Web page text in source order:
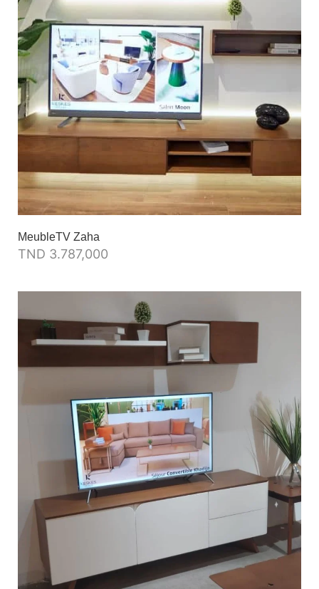
MeubleTV Zaha
TND 3.787,000